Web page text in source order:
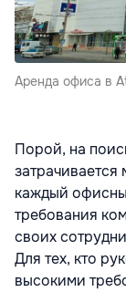
Аренда офиса в
Порой, на
каждый
требования
своих
Для тех, кто
высокими